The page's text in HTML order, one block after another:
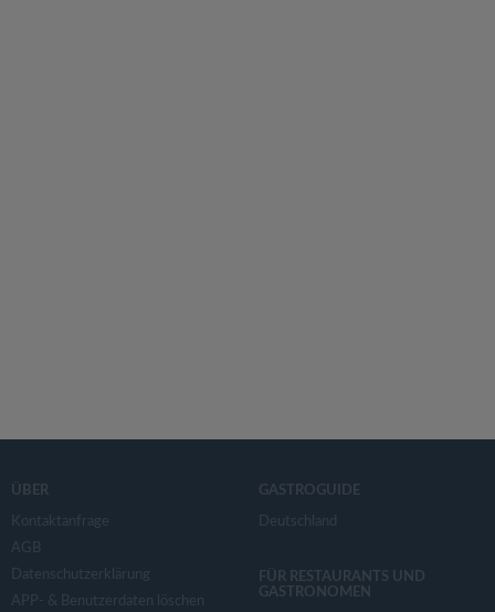
ÜBER
Kontaktanfrage
AGB
Datenschutzerklärung
APP- & Benutzerdaten löschen
GASTROGUIDE
Deutschland
FÜR RESTAURANTS UND
GASTRONOMEN